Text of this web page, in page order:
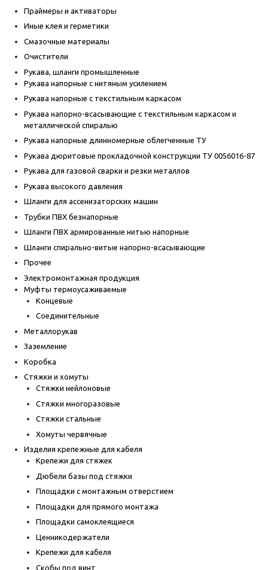
Праймеры и активаторы
Иные клея и герметики
Смазочные материалы
Очистители
Рукава, шланги промышленные
Рукава напорные с нитяным усилением
Рукава напорные с текстильным каркасом
Рукава напорно-всасывающие с текстильным каркасом и
металлической спиралью
Рукава напорные длинномерные облегченные ТУ
Рукава дюритовые прокладочной конструкции ТУ 0056016-87
Рукава для газовой сварки и резки металлов
Рукава высокого давления
Шланги для ассенизаторских машин
Трубки ПВХ безнапорные
Шланги ПВХ армированные нитью напорные
Шланги спирально-витые напорно-всасывающие
Прочее
Электромонтажная продукция
Муфты термоусаживаемые
Концевые
Соединительные
Металлорукав
Заземление
Коробка
Стяжки и хомуты
Стяжки нейлоновые
Стяжки многоразовые
Стяжки стальные
Хомуты червячные
Изделия крепежные для кабеля
Крепежи для стяжек
Дюбели базы под стяжки
Площадки с монтажным отверстием
Площадки для прямого монтажа
Площадки самоклеящиеся
Ценникодержатели
Крепежи для кабеля
Скобы под винт